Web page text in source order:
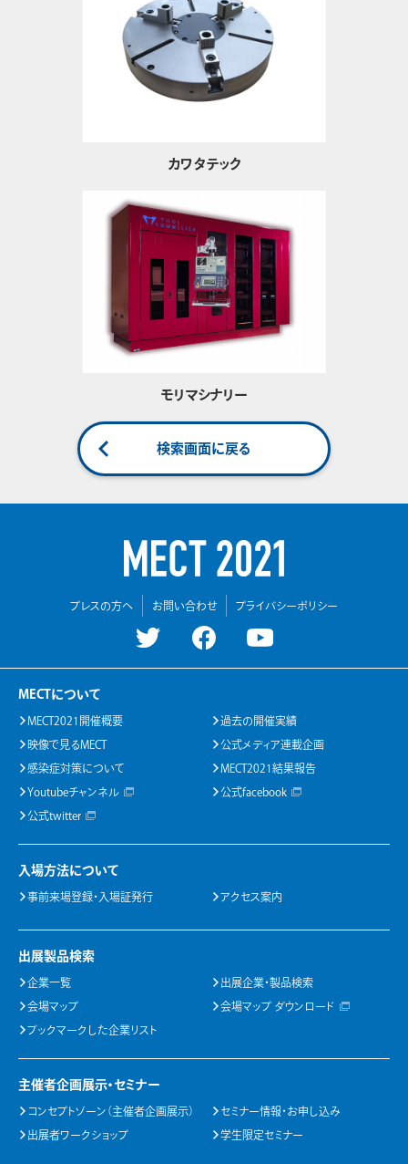
カワタテック
モリマシナリー
検索画面に戻る
プレスの方へ お問い合わせ プライバシーポリシー
MECTについて
MECT2021開催概要 過去の開催実績
映像で見るMECT 公式メディア連載企画
感染症対策について MECT2021結果報告
Youtubeチャンネル 公式facebook
公式twitter
入場方法について
事前来場登録・入場証発行 アクセス案内
出展製品検索
企業一覧 出展企業・製品検索
会場マップ 会場マップ ダウンロード
ブックマークした企業リスト
主催者企画展示・セミナー
コンセプトゾーン（主催者企画展示） セミナー情報・お申し込み
出展者ワークショップ 学生限定セミナー